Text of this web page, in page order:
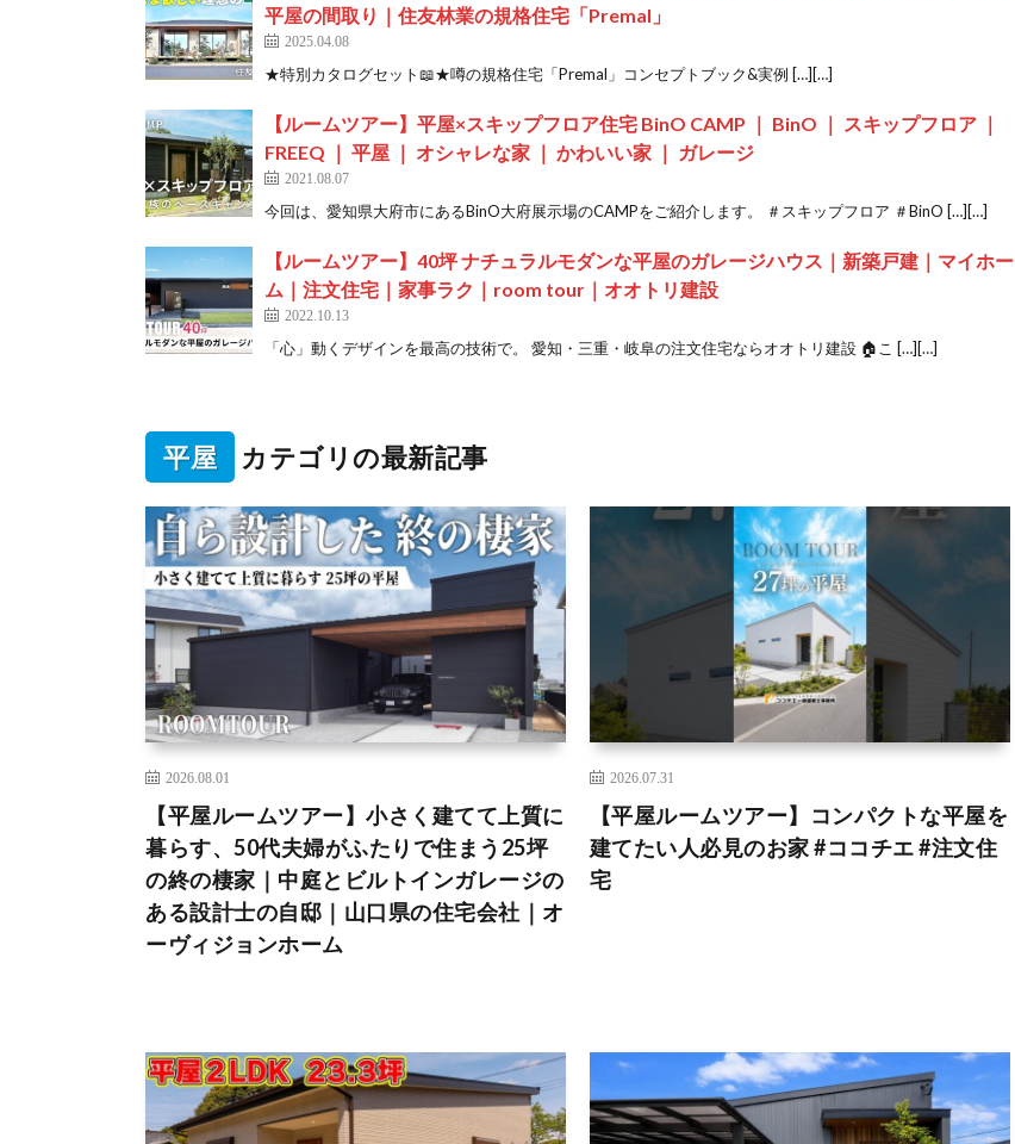
平屋の間取り｜住友林業の規格住宅「Premal」
2025.04.08
★特別カタログセット📖★噂の規格住宅「Premal」コンセプトブック&実例 […][…]
【ルームツアー】平屋×スキップフロア住宅 BinO CAMP ｜ BinO ｜ スキップフロア ｜
FREEQ ｜ 平屋 ｜ オシャレな家 ｜ かわいい家 ｜ ガレージ
2021.08.07
今回は、愛知県大府市にあるBinO大府展示場のCAMPをご紹介します。 ＃スキップフロア ＃BinO […][…]
【ルームツアー】40坪 ナチュラルモダンな平屋のガレージハウス｜新築戸建｜マイホー
ム｜注文住宅｜家事ラク｜room tour｜オオトリ建設
2022.10.13
「心」動くデザインを最高の技術で。 愛知・三重・岐阜の注文住宅ならオオトリ建設 🏠こ […][…]
平屋 カテゴリの最新記事
2026.08.01
【平屋ルームツアー】小さく建てて上質に
暮らす、50代夫婦がふたりで住まう25坪
の終の棲家｜中庭とビルトインガレージの
ある設計士の自邸｜山口県の住宅会社｜オ
ーヴィジョンホーム
2026.07.31
【平屋ルームツアー】コンパクトな平屋を
建てたい人必見のお家 #ココチエ #注文住
宅